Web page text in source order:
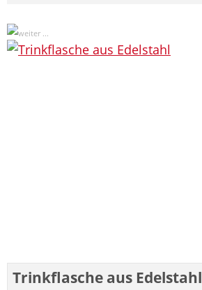
Trinkflasche aus Edelstahl